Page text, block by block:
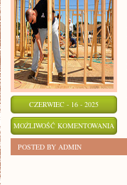
CZERWIEC - 16 - 2025
MOŻLIWOŚĆ KOMENTOWANIA
ZOSTAŁA WYŁĄCZONA
POSTED BY ADMIN